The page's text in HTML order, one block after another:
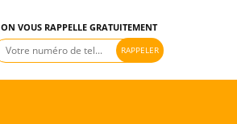
ON VOUS RAPPELLE GRATUITEMENT